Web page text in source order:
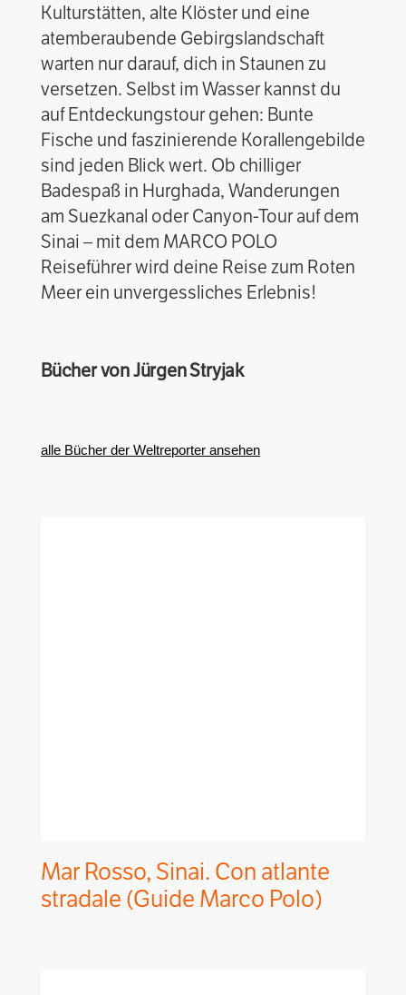
Kulturstätten, alte Klöster und eine
atemberaubende Gebirgslandschaft
warten nur darauf, dich in Staunen zu
versetzen. Selbst im Wasser kannst du
auf Entdeckungstour gehen: Bunte
Fische und faszinierende Korallengebilde
sind jeden Blick wert. Ob chilliger
Badespaß in Hurghada, Wanderungen
am Suezkanal oder Canyon-Tour auf dem
Sinai – mit dem MARCO POLO
Reiseführer wird deine Reise zum Roten
Meer ein unvergessliches Erlebnis!
Bücher von Jürgen Stryjak
alle Bücher der Weltreporter ansehen
Mar Rosso, Sinai. Con atlante
stradale (Guide Marco Polo)